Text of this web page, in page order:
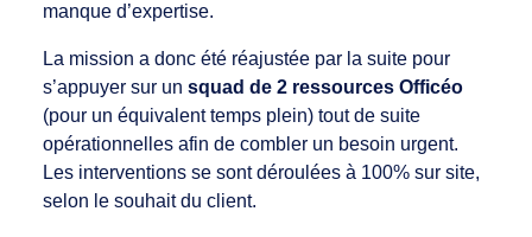
manque d’expertise.
La mission a donc été réajustée par la suite pour
s’appuyer sur un squad de 2 ressources Officéo
(pour un équivalent temps plein) tout de suite
opérationnelles afin de combler un besoin urgent.
Les interventions se sont déroulées à 100% sur site,
selon le souhait du client.